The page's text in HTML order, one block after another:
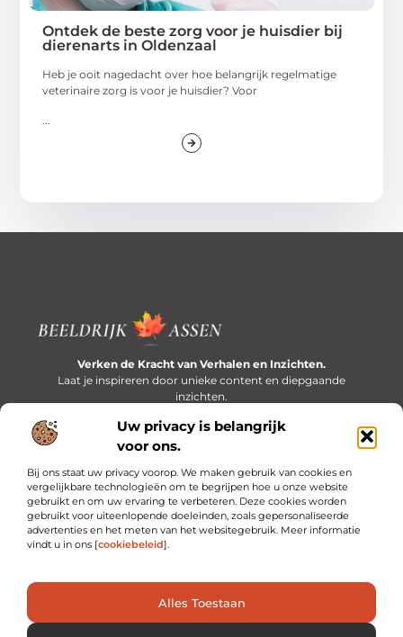
Uw privacy is belangrijk
voor ons.
Bij ons staat uw privacy voorop. We maken gebruik van cookies en
vergelijkbare technologieën om te begrijpen hoe u onze website
gebruikt en om uw ervaring te verbeteren. Deze cookies worden
gebruikt voor uiteenlopende doeleinden, zoals gepersonaliseerde
advertenties en het meten van het websitegebruik. Meer informatie
vindt u in ons [cookiebeleid].
Alles Toestaan
Ontdek de beste zorg voor je huisdier bij
dierenarts in Oldenzaal
Heb je ooit nagedacht over hoe belangrijk regelmatige
veterinaire zorg is voor je huisdier? Voor
Verken de Kracht van Verhalen en Inzichten.
Laat je inspireren door unieke content en diepgaande
inzichten.
Bericht categorie
Onze informatie
Cookiebeleid (EU)